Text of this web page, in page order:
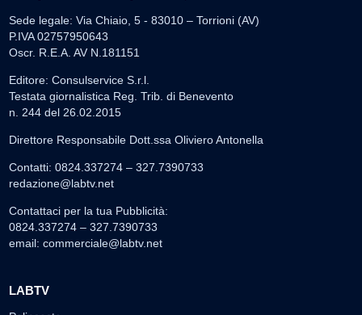
Sede legale: Via Chiaio, 5 - 83010 – Torrioni (AV)
P.IVA 02757950643
Oscr. R.E.A. AV N.181151
Editore: Consulservice S.r.l.
Testata giornalistica Reg. Trib. di Benevento
n. 244 del 26.02.2015
Direttore Responsabile Dott.ssa Oliviero Antonella
Contatti: 0824.337274 – 327.7390733
redazione@labtv.net
Contattaci per la tua Pubblicità:
0824.337274 – 327.7390733
email: commerciale@labtv.net
LABTV